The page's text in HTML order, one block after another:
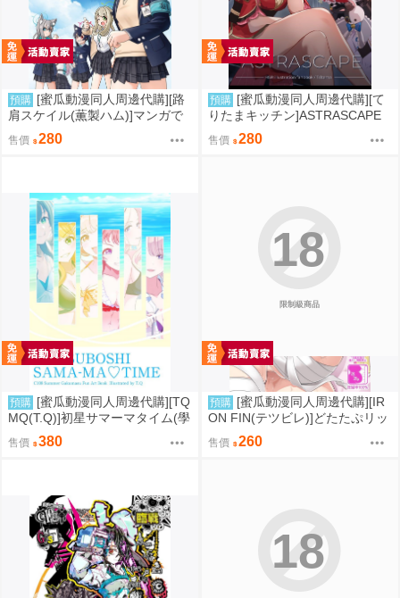
預購 [蜜瓜動漫同人周邊代購][路
肩スケイル(薫製ハム)]マンガで
わかるアビドスシリーズ ちゃ
ぶ台星人のひみつ(蔚藍檔案)(同
售價 280
預購 [蜜瓜動漫同人周邊代購][て
りたまキッチン]ASTRASCAPE
(崩壞：星穹鐵道)(同人誌)
售價 280
預購 [蜜瓜動漫同人周邊代購][TQ
MQ(T.Q)]初星サマーマタイム(學
園偶像大師)(同人誌)
售價 380
限制級商品
18
預購 [蜜瓜動漫同人周邊代購][IR
ON FIN(テツビレ)]どたたぷリッ
プ(FGO)(同人誌)
售價 260
18